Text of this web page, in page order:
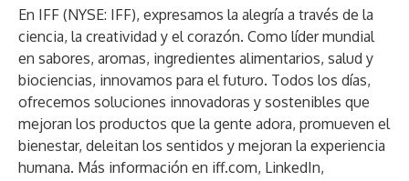
En IFF (NYSE: IFF), expresamos la alegría a través de la
ciencia, la creatividad y el corazón. Como líder mundial
en sabores, aromas, ingredientes alimentarios, salud y
biociencias, innovamos para el futuro. Todos los días,
ofrecemos soluciones innovadoras y sostenibles que
mejoran los productos que la gente adora, promueven el
bienestar, deleitan los sentidos y mejoran la experiencia
humana. Más información en iff.com, LinkedIn,